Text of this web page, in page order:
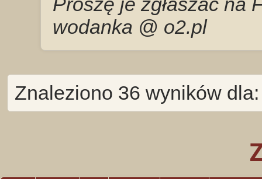
wodanka @ o2.pl
Znaleziono 36 wyników